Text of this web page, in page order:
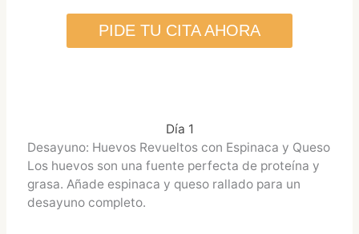
PIDE TU CITA AHORA
Día 1
Desayuno: Huevos Revueltos con Espinaca y Queso
Los huevos son una fuente perfecta de proteína y
grasa. Añade espinaca y queso rallado para un
desayuno completo.